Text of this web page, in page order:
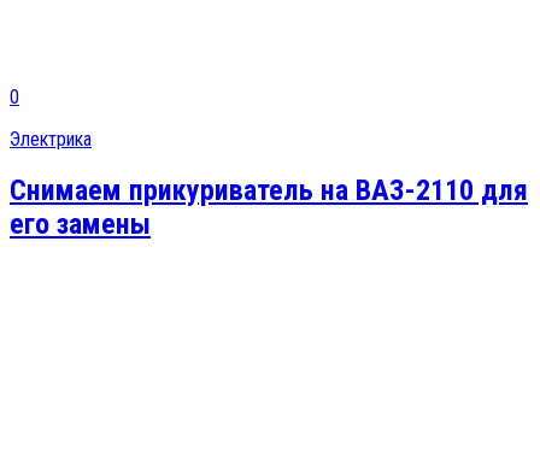
0
Электрика
Снимаем прикуриватель на ВАЗ-2110 для
его замены